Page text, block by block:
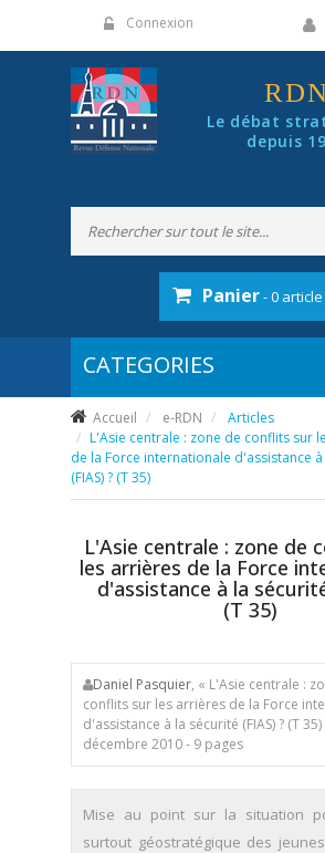
Connexion
Le débat
depuis
Panier- 0 article
Accueil e-RDN
Articles
L'Asie centrale : zone de conflits sur
de la Force internationale d'assistance
(FIAS) ? (T 35)
L'Asie centrale : zone de
les arrières de la Force
d'assistance à la
(T 35)
Daniel Pasquier, « L'Asie centrale :
conflits sur les arrières de la Force
d'assistance à la sécurité (FIAS) ? (T
décembre 2010 - 9 pages
Mise au point sur la situation
surtout géostratégique des